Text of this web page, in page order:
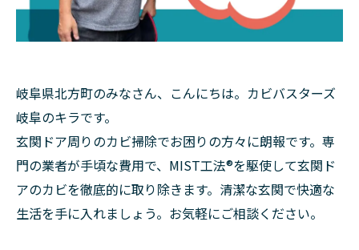
岐阜県北方町のみなさん、こんにちは。カビバスターズ
岐阜のキラです。
玄関ドア周りのカビ掃除でお困りの方々に朗報です。専
門の業者が手頃な費用で、MIST工法®を駆使して玄関ド
アのカビを徹底的に取り除きます。清潔な玄関で快適な
生活を手に入れましょう。お気軽にご相談ください。